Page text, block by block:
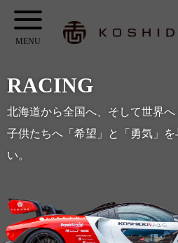
テ
ツ
ス
キ
KOSHIDO
メ
ュ
ー
RACING
北海道から全国へ、そして世界へ
子供たちへ「希望」と「勇気」
い。